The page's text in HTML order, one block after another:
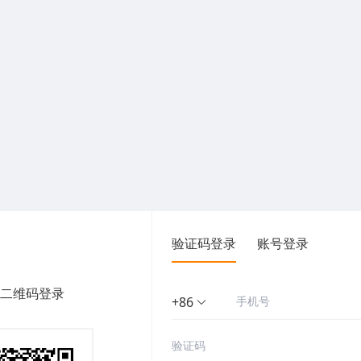
维码登录
验证码登录 账号登录
+86